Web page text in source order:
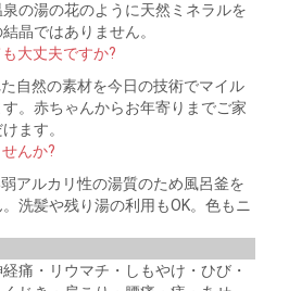
の湯の花のように天然ミネラルを
晶ではありません。
大丈夫ですか?
自然の素材を今日の技術でマイル
。赤ちゃんからお年寄りまでご家
ます。
んか?
アルカリ性の湯質のため風呂釜を
洗髪や残り湯の利用もOK。色もニ
痛・リウマチ・しもやけ・ひび・